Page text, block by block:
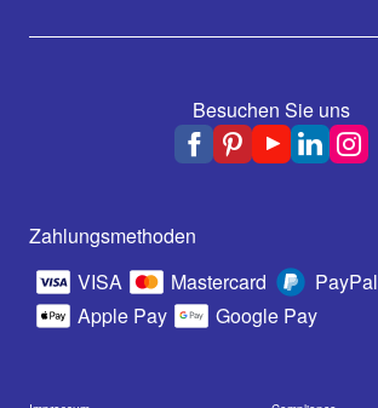
Besuchen Sie uns
Zahlungsmethoden
VISA
Mastercard
PayPal
Apple Pay
Google Pay